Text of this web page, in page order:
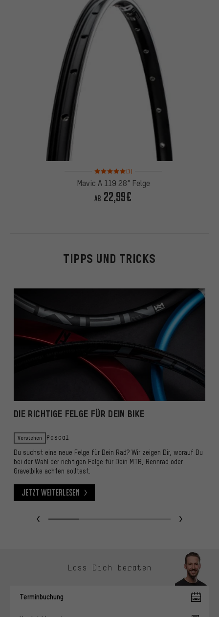
Bewertungen: 5 von 5 basierend auf 1
(1)
Mavic A 119 28" Felge
AB 22,99€
TIPPS UND TRICKS
DIE RICHTIGE FELGE FÜR DEIN BIKE
Verstehen Pascal
Du suchst eine neue Felge für Dein Rad? Wir zeigen Dir, worauf Du
bei der Wahl der richtigen Felge für Dein MTB, Rennrad oder
Gravelbike achten solltest.
Jetzt weiterlesen
Lass Dich beraten
Terminbuchung